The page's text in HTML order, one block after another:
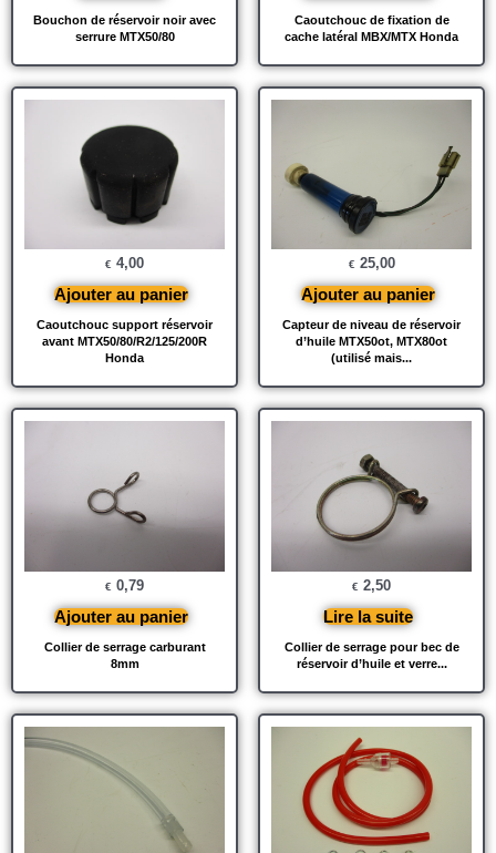
Bouchon de réservoir noir avec
serrure MTX50/80
Caoutchouc de fixation de
cache latéral MBX/MTX Honda
Caoutchouc support réservoir
avant MTX50/80/R2/125/200R
Honda
€ 4,00
Ajouter au panier
Capteur de niveau de réservoir
d’huile MTX50ot, MTX80ot
(utilisé mais...
€ 25,00
Ajouter au panier
Collier de serrage carburant
8mm
€ 0,79
Ajouter au panier
Collier de serrage pour bec de
réservoir d’huile et verre...
€ 2,50
Lire la suite